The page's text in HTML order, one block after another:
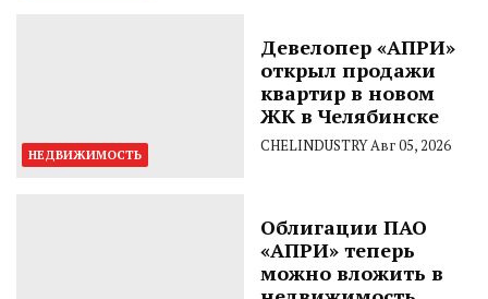
НЕДВИЖИМОСТЬ
Девелопер «АПРИ»
открыл продажи
квартир в новом
ЖК в Челябинске
CHELINDUSTRYАвг 05, 2026
Облигации ПАО
«АПРИ» теперь
можно вложить в